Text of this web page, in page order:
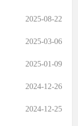
2025-08-22
2025-03-06
2025-01-09
2024-12-26
2024-12-25